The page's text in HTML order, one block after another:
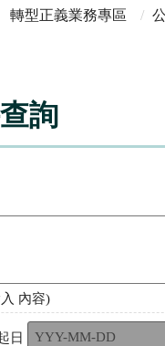
轉型正義業務專區
詢
內容)
日